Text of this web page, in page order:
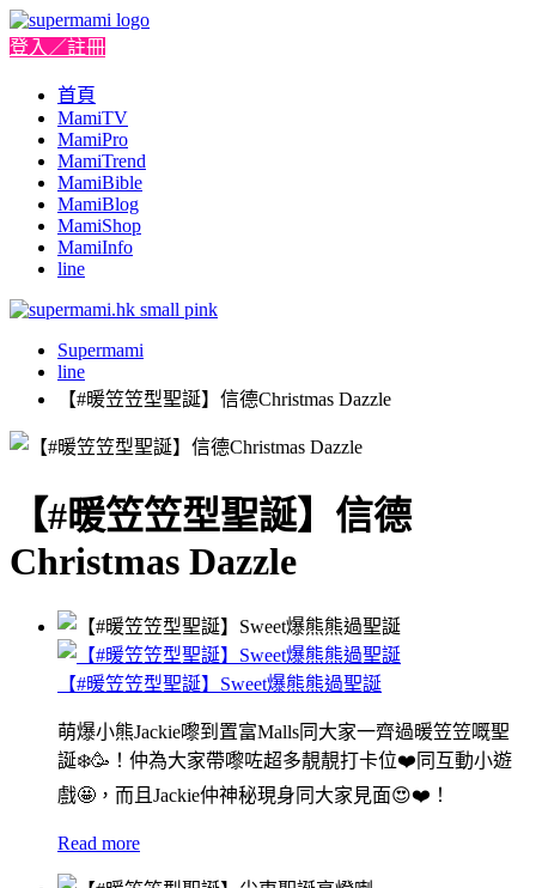
登入／註冊
首頁
MamiTV
MamiPro
MamiTrend
MamiBible
MamiBlog
MamiShop
MamiInfo
line
Supermami
line
【#暖笠笠型聖誕】信德Christmas Dazzle
【#暖笠笠型聖誕】信德
Christmas Dazzle
【#暖笠笠型聖誕】Sweet爆熊熊過聖誕
萌爆小熊Jackie嚟到置富Malls同大家一齊過暖笠笠嘅聖
誕❄️🥳！仲為大家帶嚟咗超多靚靚打卡位❤️同互動小遊
戲🤩，而且Jackie仲神秘現身同大家見面😍❤️！
Read more